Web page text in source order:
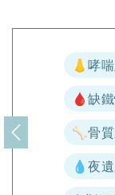
👃哮
🩸缺
🦴骨
💧夜
上一頁